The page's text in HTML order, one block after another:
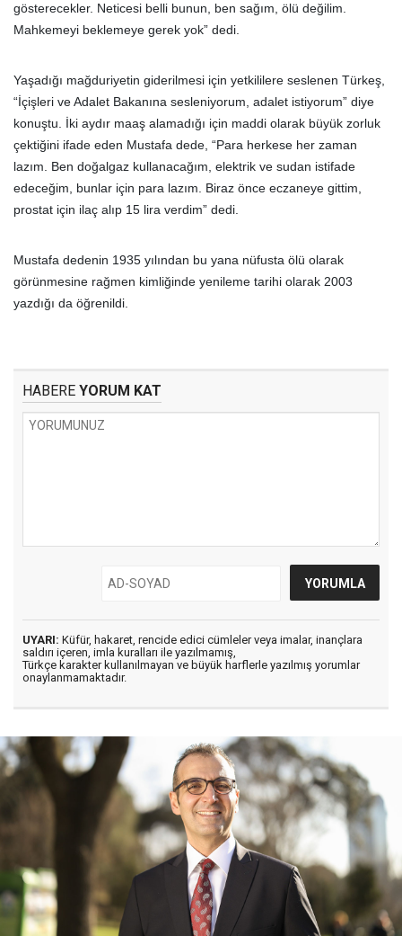
gösterecekler. Neticesi belli bunun, ben sağım, ölü değilim.
Mahkemeyi beklemeye gerek yok” dedi.
Yaşadığı mağduriyetin giderilmesi için yetkililere seslenen Türkeş,
“İçişleri ve Adalet Bakanına sesleniyorum, adalet istiyorum” diye
konuştu. İki aydır maaş alamadığı için maddi olarak büyük zorluk
çektiğini ifade eden Mustafa dede, “Para herkese her zaman
lazım. Ben doğalgaz kullanacağım, elektrik ve sudan istifade
edeceğim, bunlar için para lazım. Biraz önce eczaneye gittim,
prostat için ilaç alıp 15 lira verdim” dedi.
Mustafa dedenin 1935 yılından bu yana nüfusta ölü olarak
görünmesine rağmen kimliğinde yenileme tarihi olarak 2003
yazdığı da öğrenildi.
HABERE YORUM KAT
UYARI: Küfür, hakaret, rencide edici cümleler veya imalar, inançlara
saldırı içeren, imla kuralları ile yazılmamış,
Türkçe karakter kullanılmayan ve büyük harflerle yazılmış yorumlar
onaylanmamaktadır.